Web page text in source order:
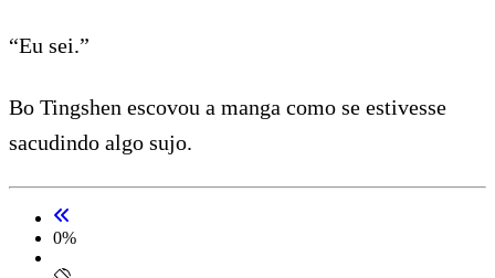
“Eu sei.”
Bo Tingshen escovou a manga como se estivesse
sacudindo algo sujo.
0%